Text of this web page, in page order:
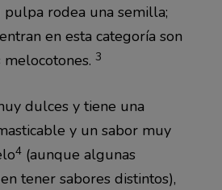
pulpa rodea una semilla;
en esta categoría son
3
dulces y tiene una
y un sabor muy
4(aunque algunas
tener sabores distintos),